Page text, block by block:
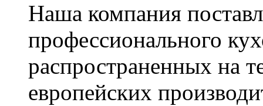
Наша компания
профессионального
распространенных на
европейских